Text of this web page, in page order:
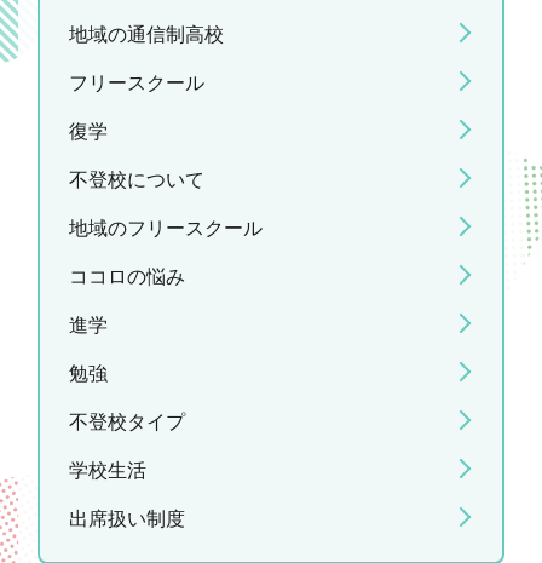
地域の通信制高校
フリースクール
復学
不登校について
地域のフリースクール
ココロの悩み
進学
勉強
不登校タイプ
学校生活
出席扱い制度